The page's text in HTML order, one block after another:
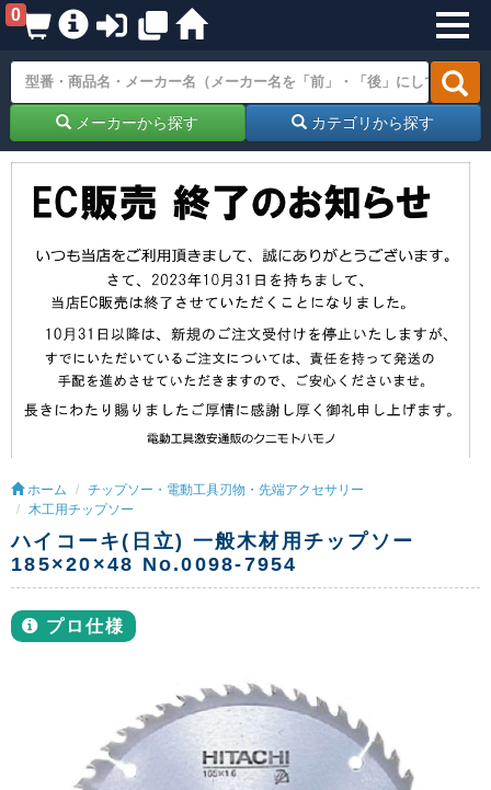
0
メーカーから探す カテゴリから探す
ホーム
チップソー・電動工具刃物・先端アクセサリー
木工用チップソー
ハイコーキ(日立) 一般木材用チップソー
185×20×48 No.0098-7954
プロ仕様